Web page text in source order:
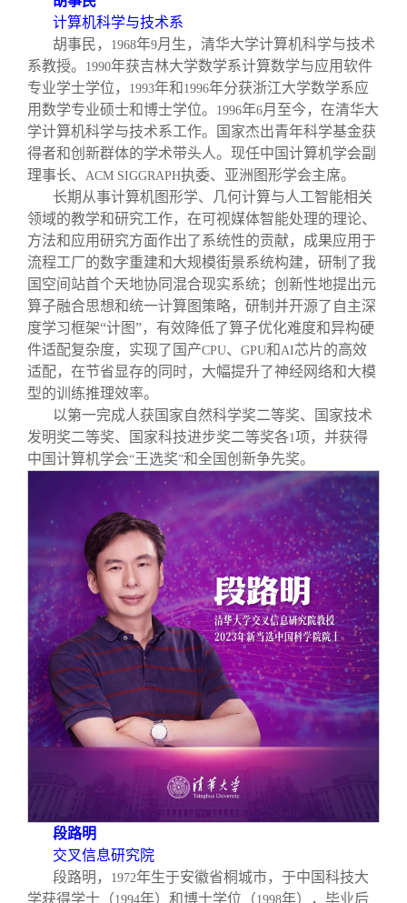
计算机科学与技术系
胡事民，
1968年9月生，清华大学计算机科学与技术
系教授。
1990年获吉林大学数学系计算数学与应用软件
专业学士学位，
1993年和 1996年分获浙江大学数学系应
用数学专业硕士和博士学位。
1996年6月至今，在清华大
学计算机科学与技术系工作。国家杰出青年科学基金获
得者和创新群体的学术带头人。现任中国计算机学会副
理事长、
ACM SIGGRAPH执委、亚洲图形学会主席。
长期从事计算机图形学、几何计算与人工智能相关
领域的教学和研究工作，在可视媒体智能处理的理论、
方法和应用研究方面作出了系统性的贡献，成果应用于
流程工厂的数字重建和大规模街景系统构建，研制了我
国空间站首个天地协同混合现实系统；创新性地提出元
算子融合思想和统一计算图策略，研制并开源了自主深
度学习框架“计图”，有效降低了算子优化难度和异构硬
件适配复杂度，实现了国产CPU、 GPU和 AI芯片的高效
适配，在节省显存的同时，大幅提升了神经网络和大模
型的训练推理效率。
以第一完成人获国家自然科学奖二等奖、国家技术
发明奖二等奖、国家科技进步奖二等奖各1 项，并获得
中国计算机学会“王选奖”和全国创新争先奖。
段路明
交叉信息研究院
段路明，
1972年生于安徽省桐城市，于中国科技大
学获得学士（1994年）和博士学位（1998年），毕业后